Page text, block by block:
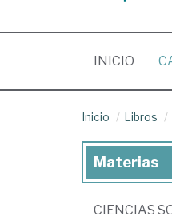
INICIO
Inicio Libros
Materias
CIENCIAS